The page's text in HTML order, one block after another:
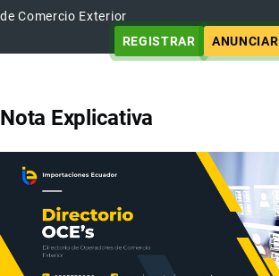
de Comercio Exterior
REGISTRAR
ANUNCIAR
Nota Explicativa